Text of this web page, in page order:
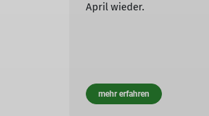
April wieder.
mehr erfahren